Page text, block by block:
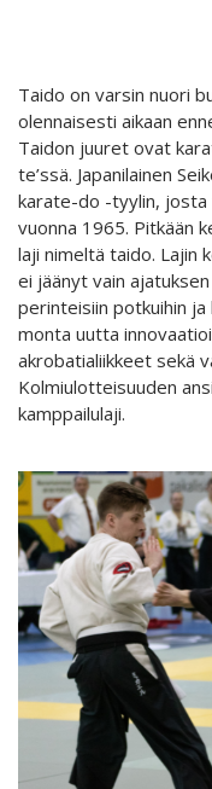
Taido on varsin nuori
olennaisesti aikaan
Taidon juuret ovat
te’ssä. Japanilainen
karate-do -tyylin, josta
vuonna 1965. Pitkään
laji nimeltä taido. Lajin
ei jäänyt vain
perinteisiin potkuihin
monta uutta
akrobatialiikkeet sekä
Kolmiulotteisuuden
kamppailulaji.